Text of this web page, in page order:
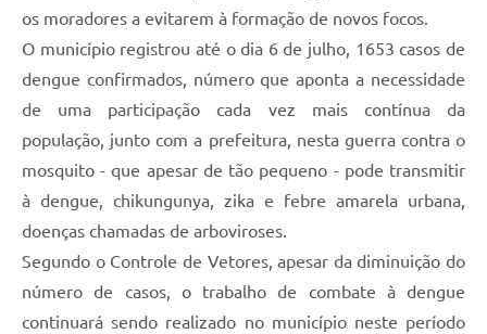
os moradores a evitarem à formação de novos focos.
O município registrou até o dia 6 de julho, 1653 casos de
dengue confirmados, número que aponta a necessidade
de uma participação cada vez mais contínua da
população, junto com a prefeitura, nesta guerra contra o
mosquito - que apesar de tão pequeno - pode transmitir
à dengue, chikungunya, zika e febre amarela urbana,
doenças chamadas de arboviroses.
Segundo o Controle de Vetores, apesar da diminuição do
número de casos, o trabalho de combate à dengue
continuará sendo realizado no município neste período